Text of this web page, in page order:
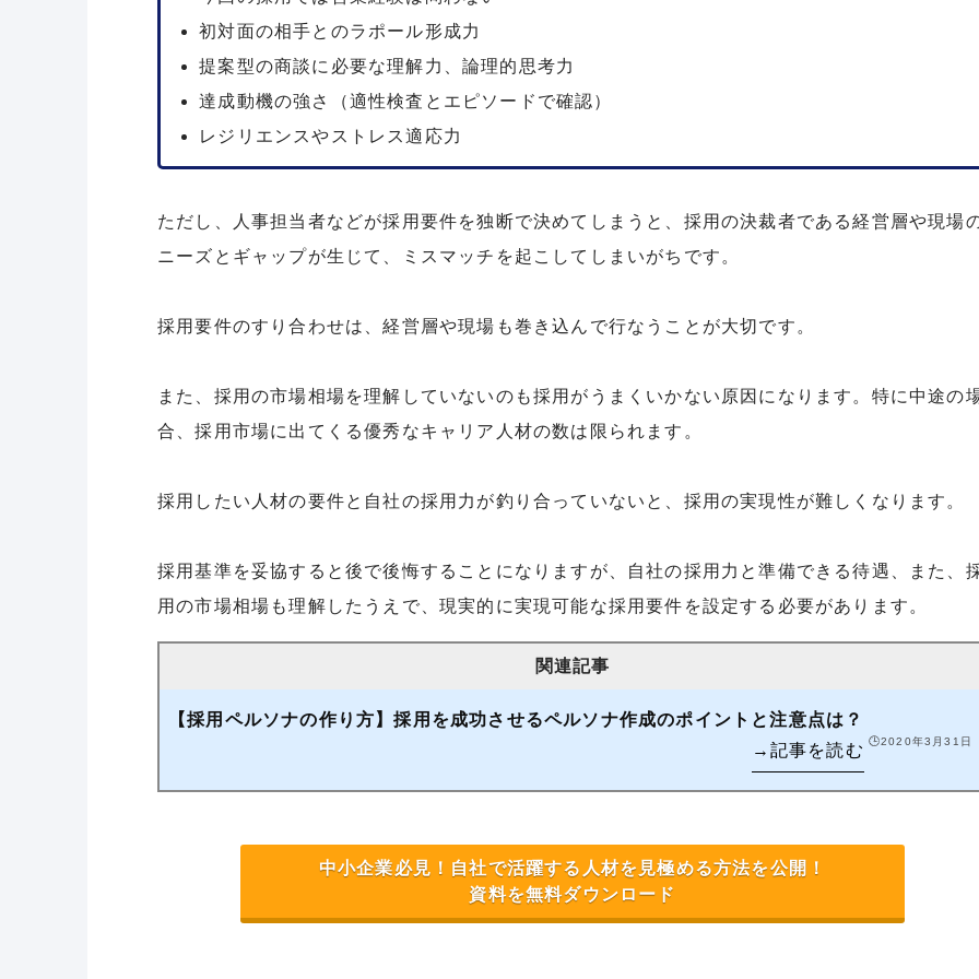
初対面の相手とのラポール形成力
提案型の商談に必要な理解力、論理的思考力
達成動機の強さ（適性検査とエピソードで確認）
レジリエンスやストレス適応力
ただし、人事担当者などが採用要件を独断で決めてしまうと、採用の決裁者である経営層や現場
ニーズとギャップが生じて、ミスマッチを起こしてしまいがちです。
採用要件のすり合わせは、経営層や現場も巻き込んで行なうことが大切です。
また、採用の市場相場を理解していないのも採用がうまくいかない原因になります。特に中途の
合、採用市場に出てくる優秀なキャリア人材の数は限られます。
採用したい人材の要件と自社の採用力が釣り合っていないと、採用の実現性が難しくなります。
採用基準を妥協すると後で後悔することになりますが、自社の採用力と準備できる待遇、また、
用の市場相場も理解したうえで、現実的に実現可能な採用要件を設定する必要があります。
【採用ペルソナの作り方】採用を成功させるペルソナ作成のポイントと注意点は？
🕒️2020年3月31日
中小企業必見！自社で活躍する人材を見極める方法を公開！
資料を無料ダウンロード